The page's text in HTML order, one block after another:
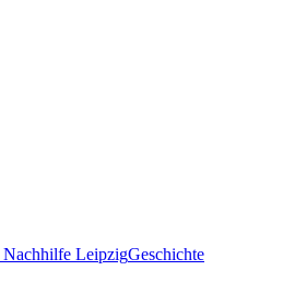
Nachhilfe LeipzigGeschichte